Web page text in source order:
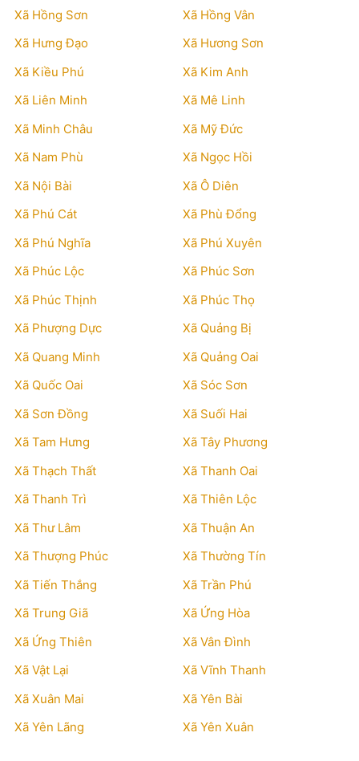
Xã Hồng Sơn
Xã Hồng Vân
Xã Hưng Đạo
Xã Hương Sơn
Xã Kiều Phú
Xã Kim Anh
Xã Liên Minh
Xã Mê Linh
Xã Minh Châu
Xã Mỹ Đức
Xã Nam Phù
Xã Ngọc Hồi
Xã Nội Bài
Xã Ô Diên
Xã Phú Cát
Xã Phù Đổng
Xã Phú Nghĩa
Xã Phú Xuyên
Xã Phúc Lộc
Xã Phúc Sơn
Xã Phúc Thịnh
Xã Phúc Thọ
Xã Phượng Dực
Xã Quảng Bị
Xã Quang Minh
Xã Quảng Oai
Xã Quốc Oai
Xã Sóc Sơn
Xã Sơn Đồng
Xã Suối Hai
Xã Tam Hưng
Xã Tây Phương
Xã Thạch Thất
Xã Thanh Oai
Xã Thanh Trì
Xã Thiên Lộc
Xã Thư Lâm
Xã Thuận An
Xã Thượng Phúc
Xã Thường Tín
Xã Tiến Thắng
Xã Trần Phú
Xã Trung Giã
Xã Ứng Hòa
Xã Ứng Thiên
Xã Vân Đình
Xã Vật Lại
Xã Vĩnh Thanh
Xã Xuân Mai
Xã Yên Bài
Xã Yên Lãng
Xã Yên Xuân